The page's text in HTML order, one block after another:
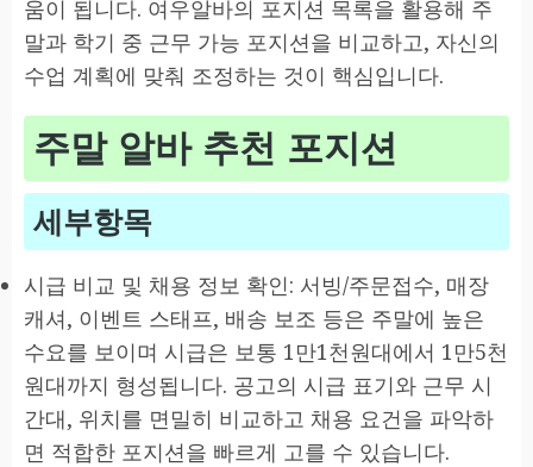
움이 됩니다. 여우알바의 포지션 목록을 활용해 주
말과 학기 중 근무 가능 포지션을 비교하고, 자신의
수업 계획에 맞춰 조정하는 것이 핵심입니다.
주말 알바 추천 포지션
세부항목
시급 비교 및 채용 정보 확인: 서빙/주문접수, 매장
캐셔, 이벤트 스태프, 배송 보조 등은 주말에 높은
수요를 보이며 시급은 보통 1만1천원대에서 1만5천
원대까지 형성됩니다. 공고의 시급 표기와 근무 시
간대, 위치를 면밀히 비교하고 채용 요건을 파악하
면 적합한 포지션을 빠르게 고를 수 있습니다.